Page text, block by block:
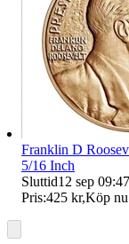
Franklin D
5/16 Inch
Sluttid12 sep 09:47
Pris:425 kr,Köp nu